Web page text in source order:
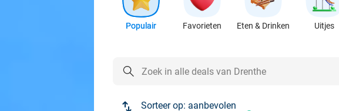
Populair Favorieten Eten & Drinken Uitjes
Sorteer op: aanbevolen